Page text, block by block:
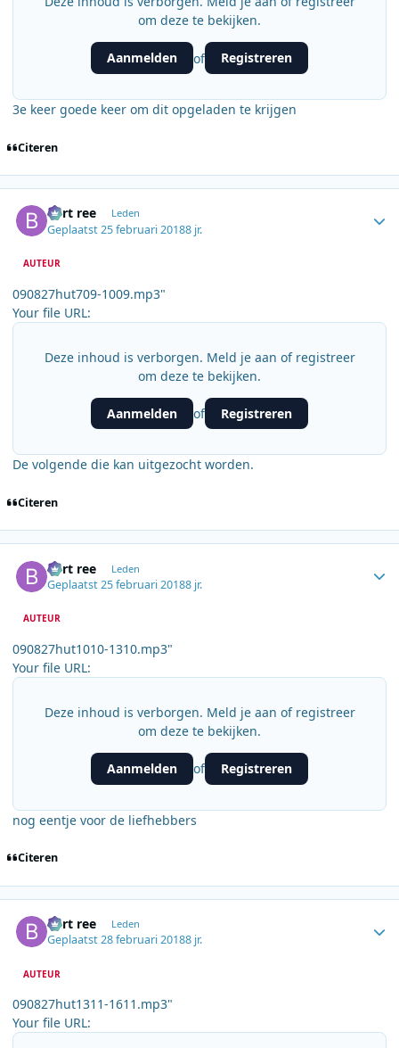
om deze te bekijken.
Aanmelden of Registreren
3e keer goede keer om dit opgeladen te krijgen
Citeren
bert ree Leden
Geplaatst25 februari 20188 jr.
AUTEUR
090827hut709-1009.mp3"
Your file URL:
Deze inhoud is verborgen. Meld je aan of registreer
om deze te bekijken.
Aanmelden of Registreren
De volgende die kan uitgezocht worden.
Citeren
bert ree Leden
Geplaatst25 februari 20188 jr.
AUTEUR
090827hut1010-1310.mp3"
Your file URL:
Deze inhoud is verborgen. Meld je aan of registreer
om deze te bekijken.
Aanmelden of Registreren
nog eentje voor de liefhebbers
Citeren
bert ree Leden
Geplaatst28 februari 20188 jr.
AUTEUR
090827hut1311-1611.mp3"
Your file URL: